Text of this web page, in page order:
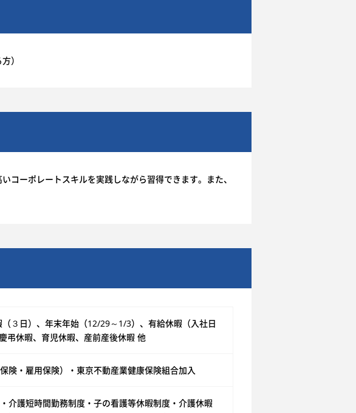
）
コーポレートスキルを実践しながら習得できます。また、
３日）、年末年始（12/29～1/3）、有給休暇（入社日
弔休暇、育児休暇、産前産後休暇 他
険・雇用保険）・東京不動産業健康保険組合加入
介護短時間勤務制度・子の看護等休暇制度・介護休暇